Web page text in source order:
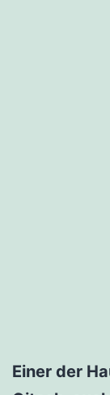
Einer der